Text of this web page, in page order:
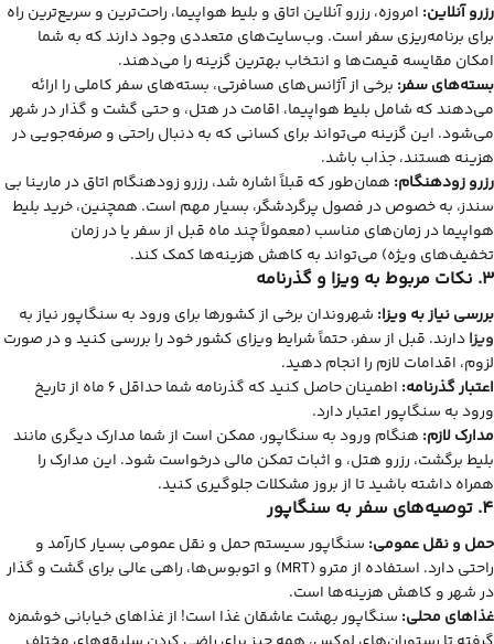
رزرو آنلاین: امروزه، رزرو آنلاین اتاق و بلیط هواپیما، راحت‌ترین و سریع‌ترین راه
برای برنامه‌ریزی سفر است. وب‌سایت‌های متعددی وجود دارند که به شما
امکان مقایسه قیمت‌ها و انتخاب بهترین گزینه را می‌دهند.
بسته‌های سفر: برخی از آژانس‌های مسافرتی، بسته‌های سفر کاملی را ارائه
می‌دهند که شامل بلیط هواپیما، اقامت در هتل، و حتی گشت و گذار در شهر
می‌شود. این گزینه می‌تواند برای کسانی که به دنبال راحتی و صرفه‌جویی در
هزینه هستند، جذاب باشد.
رزرو زودهنگام: همان‌طور که قبلاً اشاره شد، رزرو زودهنگام اتاق در مارینا بی
سندز، به خصوص در فصول پرگردشگر، بسیار مهم است. همچنین، خرید بلیط
هواپیما در زمان‌های مناسب (معمولاً چند ماه قبل از سفر یا در زمان
تخفیف‌های ویژه) می‌تواند به کاهش هزینه‌ها کمک کند.
3. نکات مربوط به ویزا و گذرنامه
بررسی نیاز به ویزا: شهروندان برخی از کشورها برای ورود به سنگاپور نیاز به
ویزادارند. قبل از سفر، حتماً شرایط ویزای کشور خود را بررسی کنید و در صورت
لزوم، اقدامات لازم را انجام دهید.
اعتبار گذرنامه:
اطمینان حاصل کنید که گذرنامه شما حداقل 6 ماه از تاریخ
ورود به سنگاپور اعتبار دارد.
مدارک لازم: هنگام ورود به سنگاپور، ممکن است از شما مدارک دیگری مانند
بلیط برگشت، رزرو هتل، و اثبات تمکن مالی درخواست شود. این مدارک را
همراه داشته باشید تا از بروز مشکلات جلوگیری کنید.
4. توصیه‌های سفر به سنگاپور
حمل و نقل عمومی: سنگاپور سیستم حمل و نقل عمومی بسیار کارآمد و
راحتی دارد. استفاده از مترو (MRT) و اتوبوس‌ها، راهی عالی برای گشت و گذار
در شهر و کاهش هزینه‌ها است.
غذاهای محلی: سنگاپور بهشت عاشقان غذا است! از غذاهای خیابانی خوشمزه